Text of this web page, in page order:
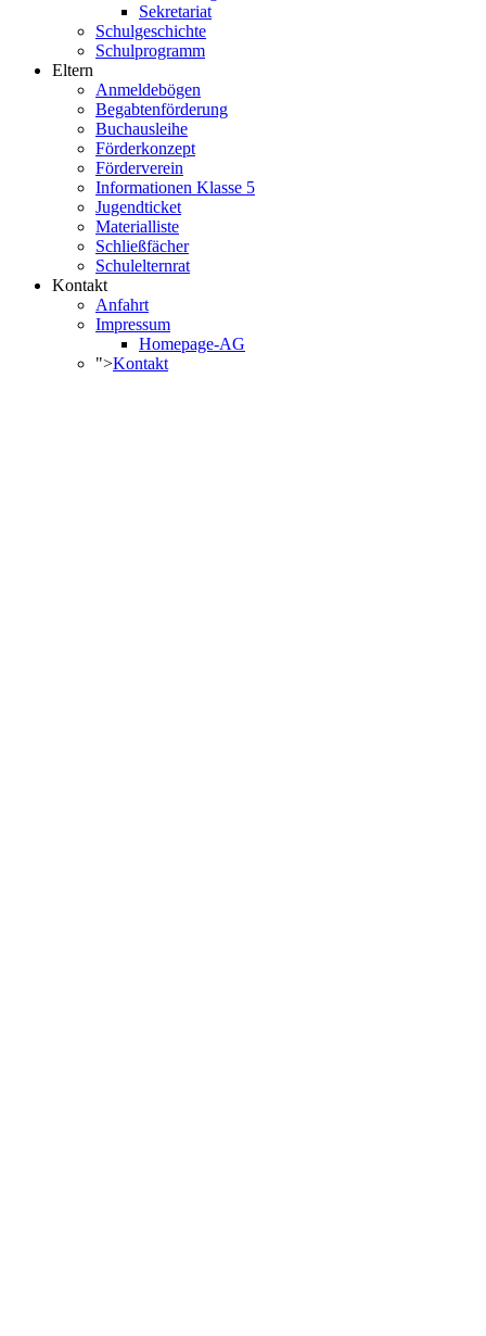
Sekretariat
Schulgeschichte
Schulprogramm
Eltern
Anmeldebögen
Begabtenförderung
Buchausleihe
Förderkonzept
Förderverein
Informationen Klasse 5
Jugendticket
Materialliste
Schließfächer
Schulelternrat
Kontakt
Anfahrt
Impressum
Homepage-AG
">Kontakt